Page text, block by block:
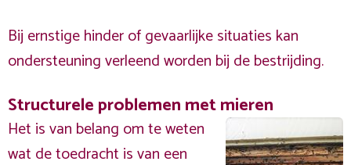
Bij ernstige hinder of gevaarlijke situaties kan
ondersteuning verleend worden bij de bestrijding.
Structurele problemen met mieren
Het is van belang om te weten
wat de toedracht is van een